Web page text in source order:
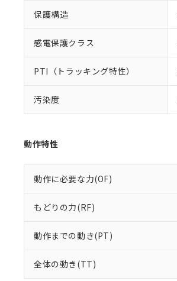
保護構造
感電保護クラス
PTI（トラッキング特性）
汚染度
動作特性
動作に必要な力(OF)
もどりの力(RF)
動作までの動き(PT)
全体の動き(TT)